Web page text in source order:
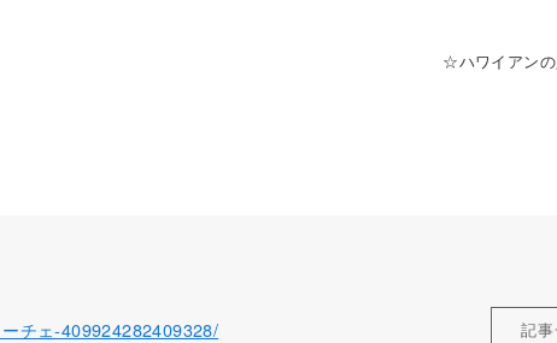
☆ハワイアン
チェ-409924282409328/ 記